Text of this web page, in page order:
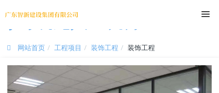
尊时凯龙人生就博
网站首页 工程项目 装饰工程 装饰工程